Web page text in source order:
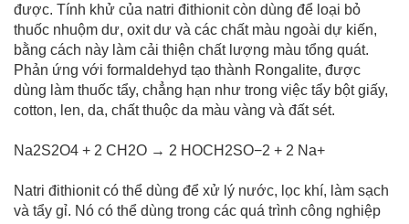
được. Tính khử của natri đithionit còn dùng để loại bỏ
thuốc nhuộm dư, oxit dư và các chất màu ngoài dự kiến,
bằng cách này làm cải thiện chất lượng màu tổng quát.
Phản ứng với formaldehyd tạo thành Rongalite, được
dùng làm thuốc tẩy, chẳng hạn như trong việc tẩy bột giấy,
cotton, len, da, chất thuộc da màu vàng và đất sét.
Na2S2O4 + 2 CH2O → 2 HOCH2SO−2 + 2 Na+
Natri đithionit có thể dùng để xử lý nước, lọc khí, làm sạch
và tẩy gỉ. Nó có thể dùng trong các quá trình công nghiệp